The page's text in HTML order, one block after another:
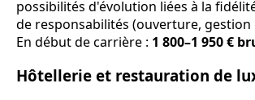
possibilités d'évolution liées à la
de responsabilités (ouverture, gestion
En début de carrière : 1 800–1 950 €
Hôtellerie et restauration de